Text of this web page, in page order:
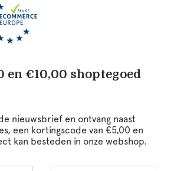
en €10,00 shoptegoed
nieuwsbrief en ontvang naast
een kortingscode van €5,00 en
kan besteden in onze webshop.